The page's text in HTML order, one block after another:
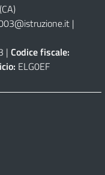
|
| Codice fiscale:
ELG0EF